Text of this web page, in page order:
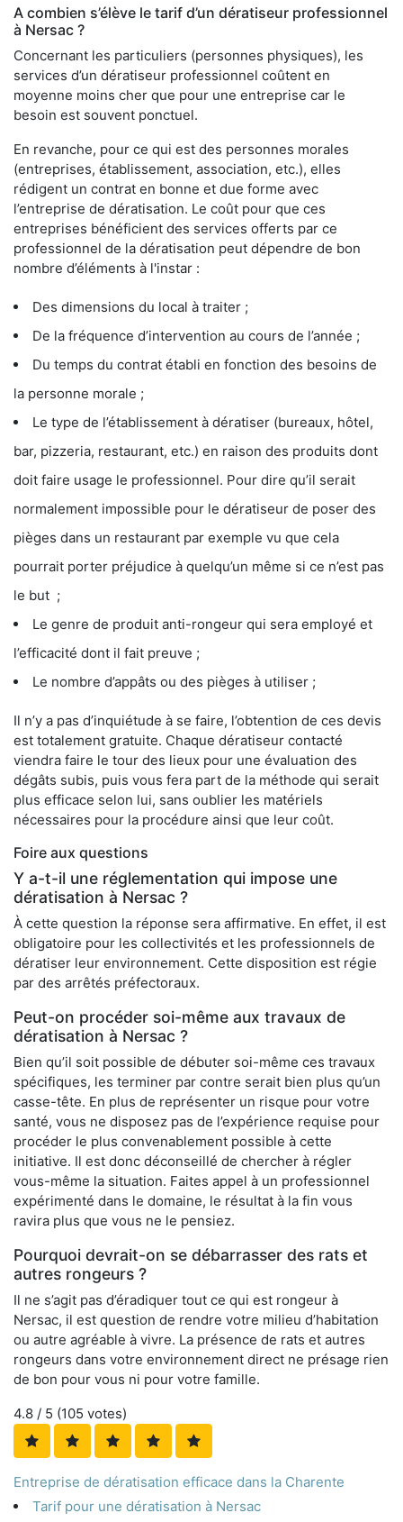
A combien s’élève le tarif d’un dératiseur professionnel
à Nersac ?
Concernant les particuliers (personnes physiques), les
services d’un dératiseur professionnel coûtent en
moyenne moins cher que pour une entreprise car le
besoin est souvent ponctuel.
En revanche, pour ce qui est des personnes morales
(entreprises, établissement, association, etc.), elles
rédigent un contrat en bonne et due forme avec
l’entreprise de dératisation. Le coût pour que ces
entreprises bénéficient des services offerts par ce
professionnel de la dératisation peut dépendre de bon
nombre d’éléments à l'instar :
Des dimensions du local à traiter ;
De la fréquence d’intervention au cours de l’année ;
Du temps du contrat établi en fonction des besoins de
la personne morale ;
Le type de l’établissement à dératiser (bureaux, hôtel,
bar, pizzeria, restaurant, etc.) en raison des produits dont
doit faire usage le professionnel. Pour dire qu’il serait
normalement impossible pour le dératiseur de poser des
pièges dans un restaurant par exemple vu que cela
pourrait porter préjudice à quelqu’un même si ce n’est pas
le but ;
Le genre de produit anti-rongeur qui sera employé et
l’efficacité dont il fait preuve ;
Le nombre d’appâts ou des pièges à utiliser ;
Il n’y a pas d’inquiétude à se faire, l’obtention de ces devis
est totalement gratuite. Chaque dératiseur contacté
viendra faire le tour des lieux pour une évaluation des
dégâts subis, puis vous fera part de la méthode qui serait
plus efficace selon lui, sans oublier les matériels
nécessaires pour la procédure ainsi que leur coût.
Foire aux questions
Y a-t-il une réglementation qui impose une
dératisation à Nersac ?
À cette question la réponse sera affirmative. En effet, il est
obligatoire pour les collectivités et les professionnels de
dératiser leur environnement. Cette disposition est régie
par des arrêtés préfectoraux.
Peut-on procéder soi-même aux travaux de
dératisation à Nersac ?
Bien qu’il soit possible de débuter soi-même ces travaux
spécifiques, les terminer par contre serait bien plus qu’un
casse-tête. En plus de représenter un risque pour votre
santé, vous ne disposez pas de l’expérience requise pour
procéder le plus convenablement possible à cette
initiative. Il est donc déconseillé de chercher à régler
vous-même la situation. Faites appel à un professionnel
expérimenté dans le domaine, le résultat à la fin vous
ravira plus que vous ne le pensiez.
Pourquoi devrait-on se débarrasser des rats et
autres rongeurs ?
Il ne s’agit pas d’éradiquer tout ce qui est rongeur à
Nersac, il est question de rendre votre milieu d’habitation
ou autre agréable à vivre. La présence de rats et autres
rongeurs dans votre environnement direct ne présage rien
de bon pour vous ni pour votre famille.
4.8 / 5 (105 votes)
Entreprise de dératisation efficace dans la Charente
Tarif pour une dératisation à Nersac